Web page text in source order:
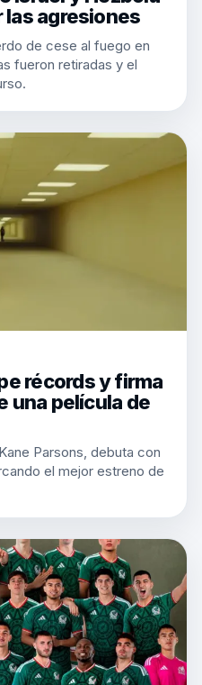
agresiones
de cese al fuego en
fueron retiradas y el
récords y firma
una película de
Parsons, debuta con
el mejor estreno de